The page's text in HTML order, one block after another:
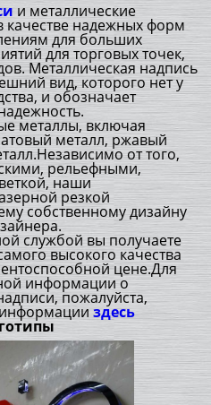
и металлические
качестве надежных форм
для больших
для торговых точек,
Металлическая надпись
вид, которого нет у
и обозначает
металлы, включая
металл, ржавый
от того,
рельефными,
наши
резкой
собственному дизайну
службой вы получаете
высокого качества
цене.Для
информации о
пожалуйста,
здесь